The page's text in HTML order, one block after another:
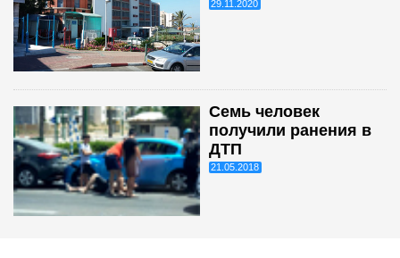
29.11.2020
Семь человек
получили ранения в
ДТП
21.05.2018